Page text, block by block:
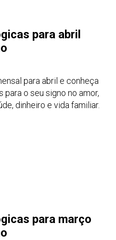
para abril
para abril e conheça
o seu signo no amor,
dinheiro e vida familiar.
para março